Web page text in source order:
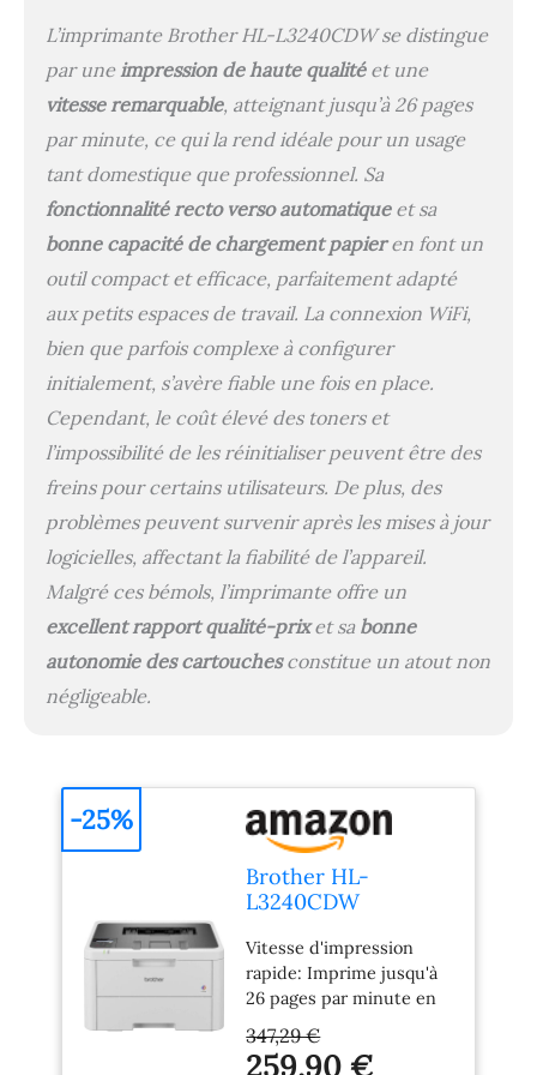
et haute capacité de 2
3 000 pages en noir
L’imprimante Brother HL-L3240CDW se distingue
par uneimpression de haute qualitéet une
vitesse remarquable, atteignant jusqu’à 26 pages
par minute, ce qui la rend idéale pour un usage
tant domestique que professionnel. Sa
fonctionnalité recto verso automatiqueet sa
bonne capacité de chargement papieren font un
outil compact et efficace, parfaitement adapté
aux petits espaces de travail. La connexion WiFi,
bien que parfois complexe à configurer
initialement, s’avère fiable une fois en place.
Cependant, le coût élevé des toners et
l’impossibilité de les réinitialiser peuvent être des
freins pour certains utilisateurs. De plus, des
problèmes peuvent survenir après les mises à jour
logicielles, affectant la fiabilité de l’appareil.
Malgré ces bémols, l’imprimante offre un
excellent rapport qualité-prixet sa bonne
autonomie des cartouchesconstitue un atout non
négligeable.
Brother HL-
L3240CDW
Couleur
WiFi/USB/Ethernet
Recto-Verso
Automatique
Imprime jusqu'à 26
Vitesse d'impression
rapide: Imprime jusqu'à
26 pages par minute en
noir et en couleur
Impression recto verso
347,29 €
259,90 €
-25%